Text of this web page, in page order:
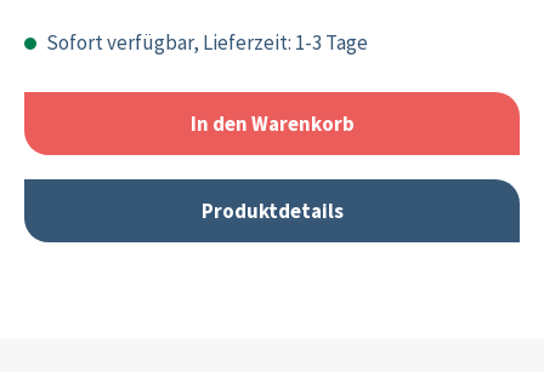
Sofort verfügbar, Lieferzeit: 1-3 Tage
In den Warenkorb
Produktdetails